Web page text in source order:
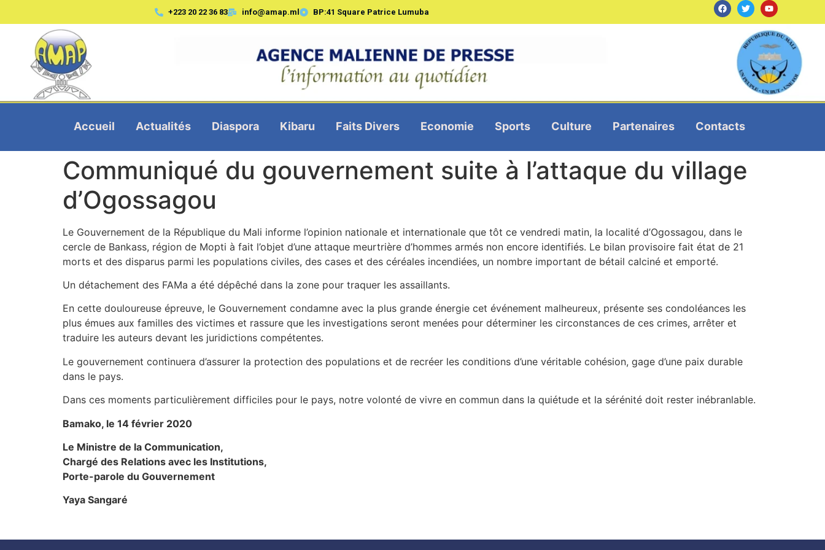
+223 20 22 36 83 info@amap.ml BP:41 Square Patrice Lumuba
Accueil Actualités Diaspora Kibaru Faits Divers Economie Sports Culture Partenaires Contacts
Communiqué du gouvernement suite à l’attaque du village
d’Ogossagou
Le Gouvernement de la République du Mali informe l’opinion nationale et internationale que tôt ce vendredi matin, la localité d’Ogossagou, dans le
cercle de Bankass, région de Mopti à fait l’objet d’une attaque meurtrière d’hommes armés non encore identifiés. Le bilan provisoire fait état de 21
morts et des disparus parmi les populations civiles, des cases et des céréales incendiées, un nombre important de bétail calciné et emporté.
Un détachement des FAMa a été dépêché dans la zone pour traquer les assaillants.
En cette douloureuse épreuve, le Gouvernement condamne avec la plus grande énergie cet événement malheureux, présente ses condoléances les
plus émues aux familles des victimes et rassure que les investigations seront menées pour déterminer les circonstances de ces crimes, arrêter et
traduire les auteurs devant les juridictions compétentes.
Le gouvernement continuera d’assurer la protection des populations et de recréer les conditions d’une véritable cohésion, gage d’une paix durable
dans le pays.
Dans ces moments particulièrement difficiles pour le pays, notre volonté de vivre en commun dans la quiétude et la sérénité doit rester inébranlable.
Bamako, le 14 février 2020
Le Ministre de la Communication,
Chargé des Relations avec les Institutions,
Porte-parole du Gouvernement
Yaya Sangaré